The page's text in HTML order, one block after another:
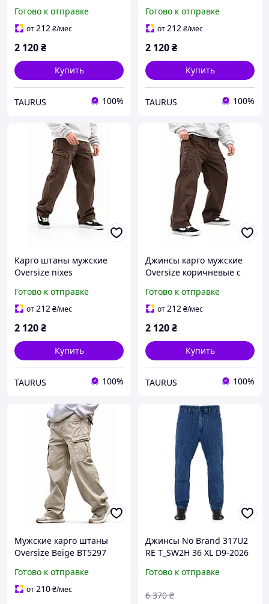
штаны, весенние
Готово к отправке
от212₴/мес
2 120₴
Купить
TAURUS 100%
штаны, весенние
Готово к отправке
от212₴/мес
2 120₴
Купить
TAURUS 100%
Карго штаны мужские
Oversize nixes
джинсовые широкие
штаны, весенние
Готово к отправке
от212₴/мес
2 120₴
Купить
TAURUS 100%
Джинсы карго мужские
Oversize коричневые с
джинсы, весенние
Готово к отправке
от212₴/мес
2 120₴
Купить
TAURUS 100%
Мужские карго штаны
Oversize Beige BT5297
streetwear urban tactical
Готово к отправке
от210₴/мес
Джинсы No Brand 317U2
RE T_SW2H 36 XL D9-2026
Готово к отправке
6 370 ₴